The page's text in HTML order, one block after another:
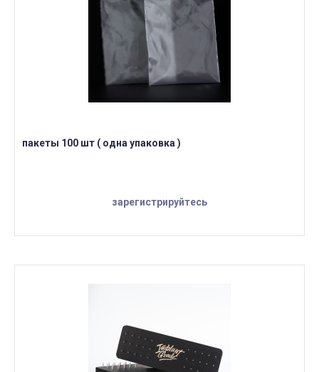
пакеты 100 шт ( одна упаковка )
зарегистрируйтесь